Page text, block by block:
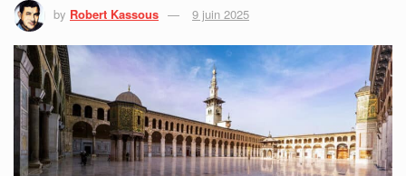
by Robert Kassous 9 juin 2025